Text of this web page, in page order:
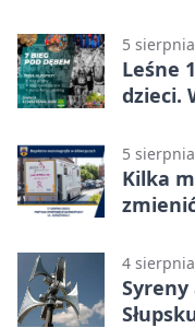
5
Leśne
dzieci.
5
Kilka
4
Syreny